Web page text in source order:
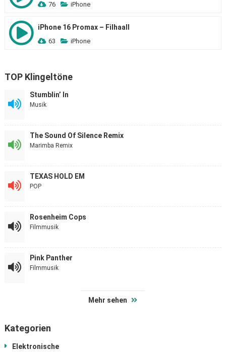
76 iPhone
iPhone 16 Promax – Filhaall
63 iPhone
TOP Klingeltöne
Stumblin’ In
Musik
The Sound Of Silence Remix
Marimba Remix
TEXAS HOLD EM
POP
Rosenheim Cops
Filmmusik
Pink Panther
Filmmusik
Mehr sehen
Kategorien
Elektronische